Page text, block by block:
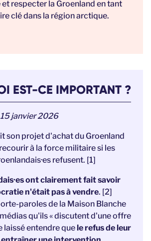
respecter la Groenland en tant
clé dans la région arctique.
EST-CE IMPORTANT ?
janvier 2026
son projet d'achat du Groenland
à la force militaire si les
refusent. [1]
ont clairement fait savoir
n'était pas à vendre. [2]
paroles de la Maison Blanche
qu'ils « discutent d'une offre
laissé entendre quele refus de leur